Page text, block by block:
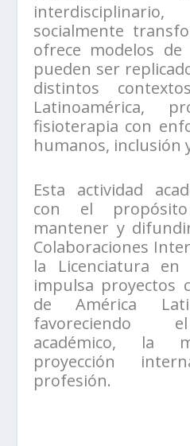
socialmente
ofrece modelos
pueden ser
distintos
Latinoamérica,
fisioterapia con
humanos, inclusión
Esta actividad
con el
mantener y
Colaboraciones
la Licenciatura en
impulsa proyectos
de América
favoreciendo
académico, la
proyección
profesión.